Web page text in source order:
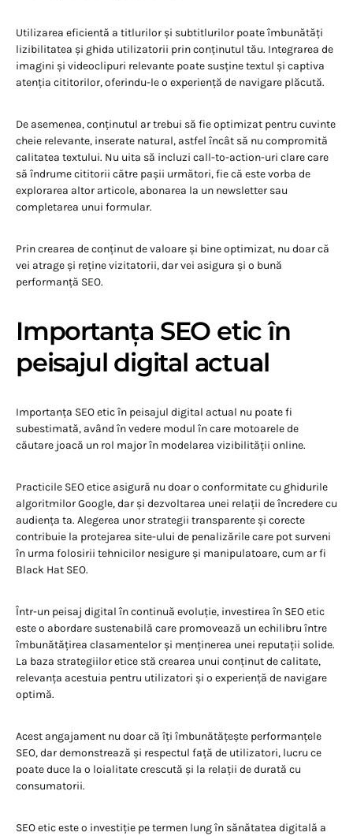
Utilizarea eficientă a titlurilor și subtitlurilor poate îmbunătăți
lizibilitatea și ghida utilizatorii prin conținutul tău. Integrarea de
imagini și videoclipuri relevante poate susține textul și captiva
atenția cititorilor, oferindu-le o experiență de navigare plăcută.
De asemenea, conținutul ar trebui să fie optimizat pentru cuvinte
cheie relevante, inserate natural, astfel încât să nu compromită
calitatea textului. Nu uita să incluzi call-to-action-uri clare care
să îndrume cititorii către pașii următori, fie că este vorba de
explorarea altor articole, abonarea la un newsletter sau
completarea unui formular.
Prin crearea de conținut de valoare și bine optimizat, nu doar că
vei atrage și reține vizitatorii, dar vei asigura și o bună
performanță SEO.
Importanța SEO etic în
peisajul digital actual
Importanța SEO etic în peisajul digital actual nu poate fi
subestimată, având în vedere modul în care motoarele de
căutare joacă un rol major în modelarea vizibilității online.
Practicile SEO etice asigură nu doar o conformitate cu ghidurile
algoritmilor Google, dar și dezvoltarea unei relații de încredere cu
audiența ta. Alegerea unor strategii transparente și corecte
contribuie la protejarea site-ului de penalizările care pot surveni
în urma folosirii tehnicilor nesigure și manipulatoare, cum ar fi
Black Hat SEO.
Într-un peisaj digital în continuă evoluție, investirea în SEO etic
este o abordare sustenabilă care promovează un echilibru între
îmbunătățirea clasamentelor și menținerea unei reputații solide.
La baza strategiilor etice stă crearea unui conținut de calitate,
relevanța acestuia pentru utilizatori și o experiență de navigare
optimă.
Acest angajament nu doar că îți îmbunătățește performanțele
SEO, dar demonstrează și respectul față de utilizatori, lucru ce
poate duce la o loialitate crescută și la relații de durată cu
consumatorii.
SEO etic este o investiție pe termen lung în sănătatea digitală a